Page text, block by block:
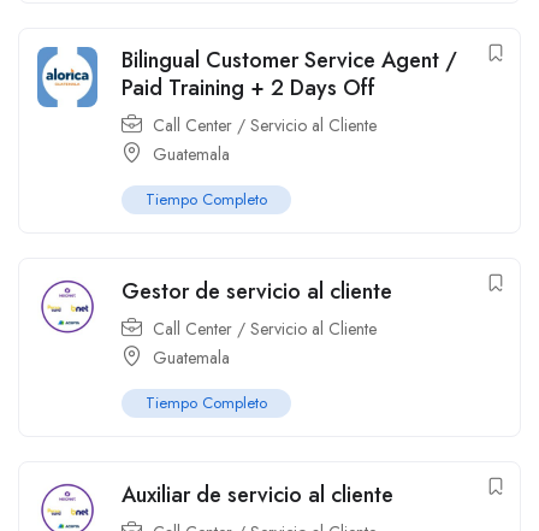
Bilingual Customer Service Agent /
Paid Training + 2 Days Off
Call Center / Servicio al Cliente
Guatemala
Tiempo Completo
Gestor de servicio al cliente
Call Center / Servicio al Cliente
Guatemala
Tiempo Completo
Auxiliar de servicio al cliente